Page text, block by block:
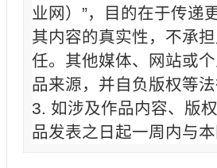
业网）”，目的在于传递
其内容的真实性，不承
任。其他媒体、网站或
品来源，并自负版权等法
3. 如涉及作品内容、版
品发表之日起一周内与